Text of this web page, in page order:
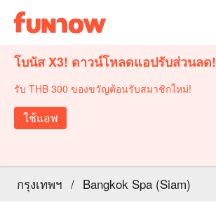
โบนัส X3! ดาวน์โหลดแอปรับส่วนลด!
รับ THB 300 ของขวัญต้อนรับสมาชิกใหม่!
ใช้แอพ
กรุงเทพฯ / Bangkok Spa (Siam)